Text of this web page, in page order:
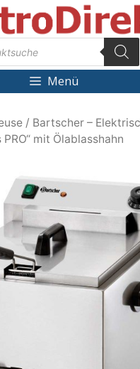
Menü
/ Bartscher –
mit Ölablasshahn